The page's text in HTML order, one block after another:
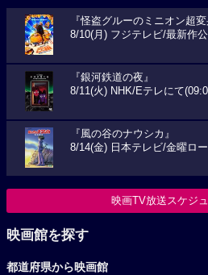
『怪盗グルーのミニオン超変
8/10(月) フジテレビ/最新作
『銀河鉄道の夜』
8/11(火) NHK/Eテレにて
『風の谷のナウシカ』
8/14(金) 日本テレビ/金曜ロ
映画TV放送スケジ
映画館を探す
都道府県から映画館